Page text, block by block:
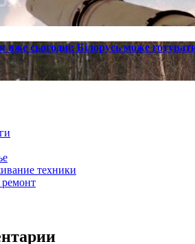
вже сьогодні: Білорусь може
техники
ремонт